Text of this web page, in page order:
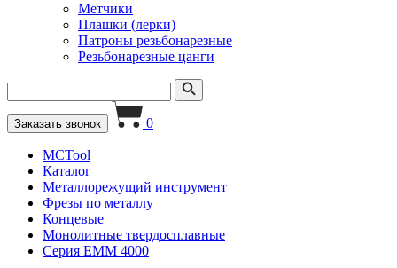
Метчики
Плашки (лерки)
Патроны резьбонарезные
Резьбонарезные цанги
Заказать звонок 0
MCTool
Каталог
Металлорежущий инструмент
Фрезы по металлу
Концевые
Монолитные твердосплавные
Серия EMM 4000